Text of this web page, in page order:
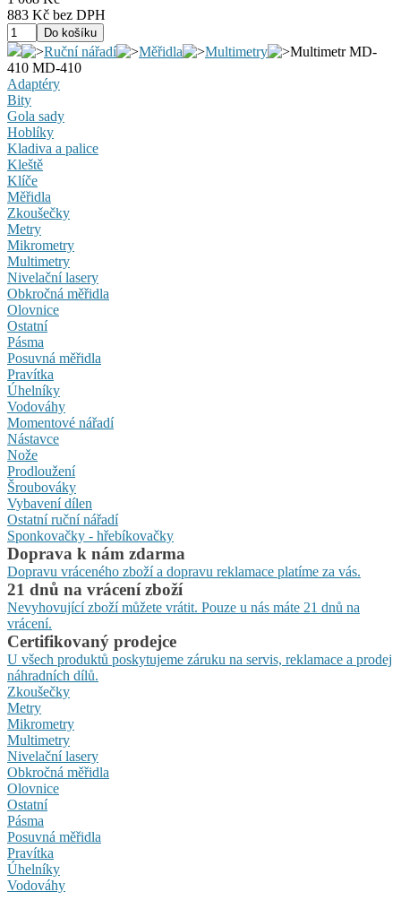
883 Kč bez DPH
Ruční nářadí Měřidla Multimetry
Multimetr MD-
410 MD-410
Adaptéry
Bity
Gola sady
Hoblíky
Kladiva a palice
Kleště
Klíče
Měřidla
Zkoušečky
Metry
Mikrometry
Multimetry
Nivelační lasery
Obkročná měřidla
Olovnice
Ostatní
Pásma
Posuvná měřidla
Pravítka
Úhelníky
Vodováhy
Momentové nářadí
Nástavce
Nože
Prodloužení
Šroubováky
Vybavení dílen
Ostatní ruční nářadí
Sponkovačky - hřebíkovačky
Doprava k nám zdarma
Dopravu vráceného zboží a dopravu reklamace platíme za vás.
21 dnů na vrácení zboží
Nevyhovující zboží můžete vrátit. Pouze u nás máte 21 dnů na
vrácení.
Certifikovaný prodejce
U všech produktů poskytujeme záruku na servis, reklamace a prodej
náhradních dílů.
Zkoušečky
Metry
Mikrometry
Multimetry
Nivelační lasery
Obkročná měřidla
Olovnice
Ostatní
Pásma
Posuvná měřidla
Pravítka
Úhelníky
Vodováhy